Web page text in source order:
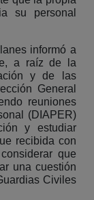
su personal
informó a
a raíz de la
y de las
General
reuniones
(DIAPER)
y estudiar
recibida con
que
una cuestión
Civiles